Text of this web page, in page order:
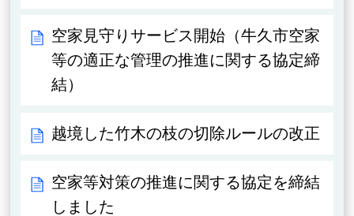
空家見守りサービス開始（牛久市空家
等の適正な管理の推進に関する協定締
結）
越境した竹木の枝の切除ルールの改正
空家等対策の推進に関する協定を締結
しました